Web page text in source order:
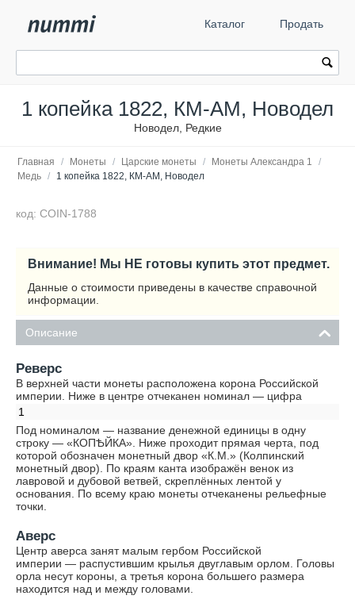
Каталог Продать
1 копейка 1822, КМ-АМ, Новодел
Новодел, Редкие
Главная / Монеты / Царские монеты / Монеты Александра 1
/
Медь / 1 копейка 1822, КМ-АМ, Новодел
код: COIN-1788
Внимание! Мы НЕ готовы купить этот предмет.
Данные о стоимости приведены в качестве справочной
информации.
Описание
Реверс
В верхней части монеты расположена корона Российской
империи. Ниже в центре отчеканен номинал — цифра
1
Под номиналом — название денежной единицы в одну
строку — «КОПѢЙКА». Ниже проходит прямая черта, под
которой обозначен монетный двор «К.М.» (Колпинский
монетный двор). По краям канта изображён венок из
лавровой и дубовой ветвей, скреплённых лентой у
основания. По всему краю монеты отчеканены рельефные
точки.
Аверс
Центр аверса занят малым гербом Российской
империи — распустившим крылья двуглавым орлом. Головы
орла несут короны, а третья корона большего размера
находится над и между головами.